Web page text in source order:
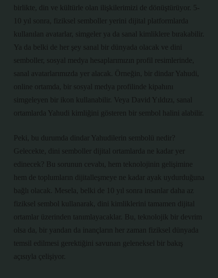
birlikte, din ve kültürle olan ilişkilerimizi de dönüştürüyor. 5-
10 yıl sonra, fiziksel semboller yerini dijital platformlarda
kullanılan avatarlar, simgeler ya da sanal kimliklere bırakabilir.
Ya da belki de her şey sanal bir dünyada olacak ve dini
semboller, sosyal medya hesaplarımızın profil resimlerinde,
sanal avatarlarımızda yer alacak. Örneğin, bir dindar Yahudi,
online ortamda, bir sosyal medya profilinde kipahını
simgeleyen bir ikon kullanabilir. Veya David Yıldızı, sanal
ortamlarda Yahudi kimliğini gösteren bir sembol halini alabilir.
Peki, bu durumda dindar Yahudilerin sembolü nedir?
Gelecekte, dini semboller dijital ortamlarda ne kadar yer
edinecek? Bu sorunun cevabı, hem teknolojinin gelişimine
hem de toplumların dijitalleşmeye ne kadar ayak uydurduğuna
bağlı olacak. Mesela, belki de 10 yıl sonra insanlar daha az
fiziksel sembol kullanarak, dini kimliklerini tamamen dijital
ortamlar üzerinden tanımlayacaklar. Bu, teknolojik bir devrim
olsa da, bir yandan da inançların her zaman fiziksel dünyada
temsil edilmesi gerektiğini savunan geleneksel bir bakış
açısıyla çelişiyor.